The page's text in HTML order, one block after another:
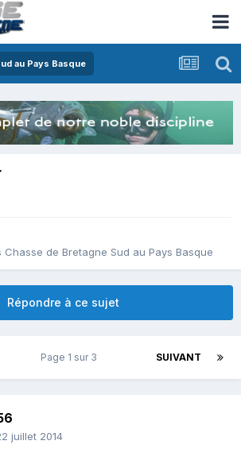
au Pays Basque
Chasse de Bretagne Sud au Pays Basque
Répondre à ce sujet
SUIVANT
Page 1 sur 3
juillet 2014